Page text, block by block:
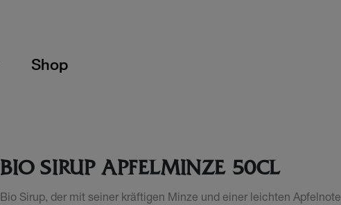
Shop
BIO SIRUP APFELMINZE 50CL
Bio Sirup, der mit seiner kräftigen Minze und einer leichten Apfelnote